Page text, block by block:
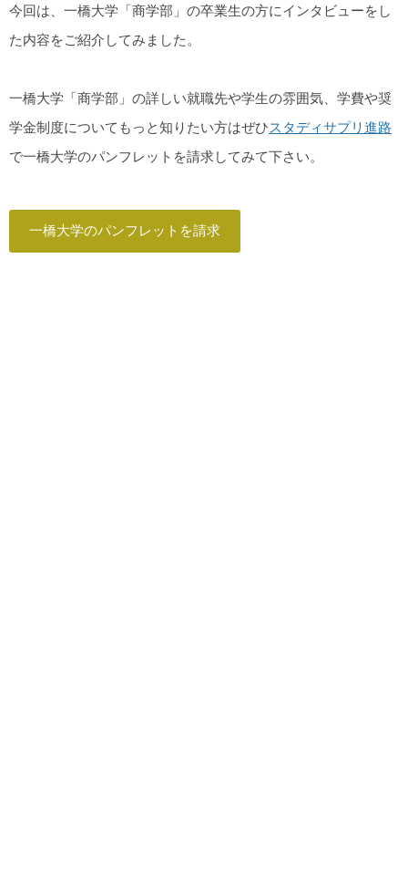
今回は、一橋大学「商学部」の卒業生の方にインタビューをし
た内容をご紹介してみました。
一橋大学「商学部」の詳しい就職先や学生の雰囲気、学費や奨
学金制度についてもっと知りたい方はぜひスタディサプリ進路
で一橋大学のパンフレットを請求してみて下さい。
一橋大学のパンフレットを請求